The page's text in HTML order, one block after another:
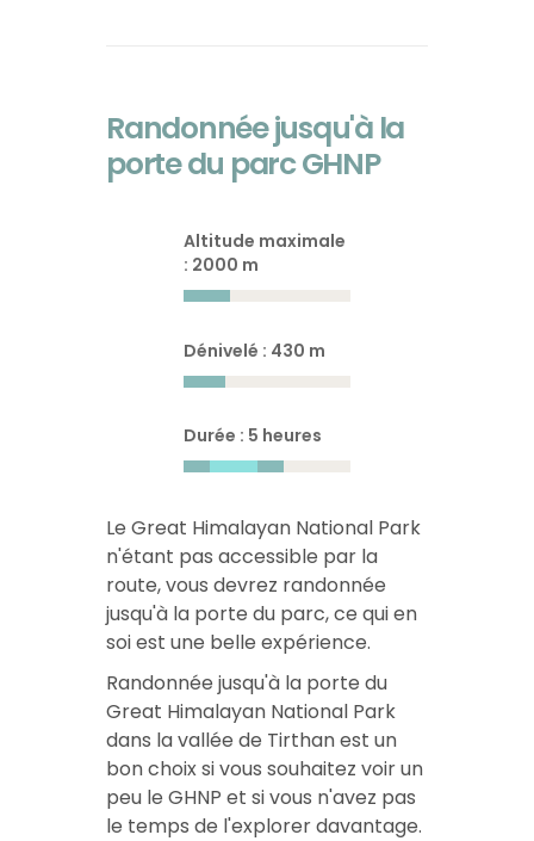
Randonnée jusqu'à la
porte du parc GHNP
Altitude maximale
: 2000 m
Dénivelé : 430 m
Durée : 5 heures
Le Great Himalayan National Park
n'étant pas accessible par la
route, vous devrez randonnée
jusqu'à la porte du parc, ce qui en
soi est une belle expérience.
Randonnée jusqu'à la porte du
Great Himalayan National Park
dans la vallée de Tirthanest un
bon choix si vous souhaitez voir un
peu le GHNP et si vous n'avez pas
le temps de l'explorer davantage.